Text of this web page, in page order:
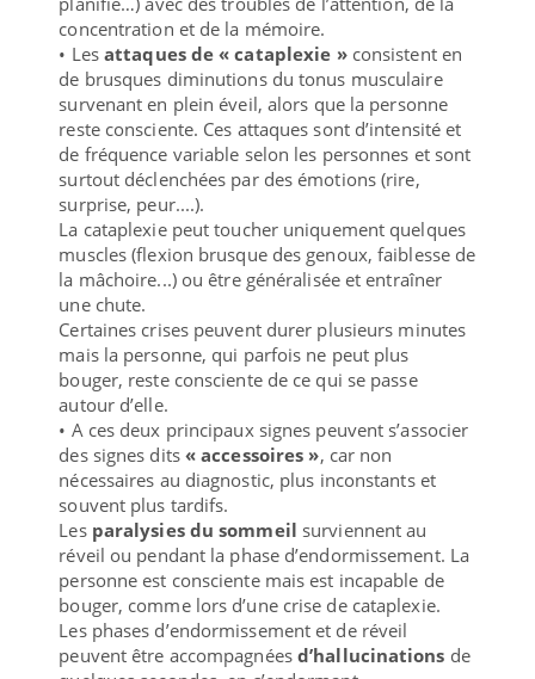
concentration et de la mémoire.
• Les attaques de « cataplexie »consistent en
de brusques diminutions du tonus musculaire
survenant en plein éveil, alors que la personne
reste consciente. Ces attaques sont d’intensité et
de fréquence variable selon les personnes et sont
surtout déclenchées par des émotions (rire,
surprise, peur....).
La cataplexie peut toucher uniquement quelques
muscles (flexion brusque des genoux, faiblesse de
la mâchoire...) ou être généralisée et entraîner
une chute.
Certaines crises peuvent durer plusieurs minutes
mais la personne, qui parfois ne peut plus
bouger, reste consciente de ce qui se passe
autour d’elle.
• A ces deux principaux signes peuvent s’associer
des signes dits« accessoires », car non
nécessaires au diagnostic, plus inconstants et
souvent plus tardifs.
Les paralysies du sommeil surviennent au
réveil ou pendant la phase d’endormissement. La
personne est consciente mais est incapable de
bouger, comme lors d’une crise de cataplexie.
Les phases d’endormissement et de réveil
peuvent être accompagnées d’hallucinations de